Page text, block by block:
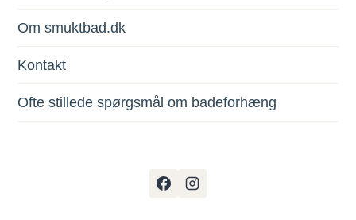
Om smuktbad.dk
Kontakt
Ofte stillede spørgsmål om badeforhæng